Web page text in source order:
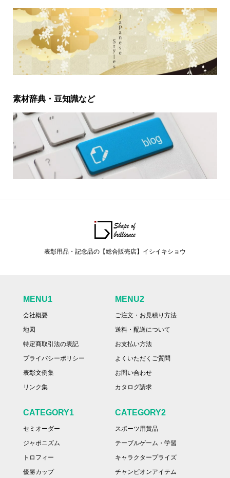
素材辞典・豆知識など
表彰用品・記念品の【総合販売店】イシイキショウ
MENU1
会社概要
地図
特定商取引法の表記
プライバシーポリシー
表彰文例集
リンク集
MENU2
ご注文・お見積り方法
送料・配送について
お支払い方法
よくいただくご質問
お問い合わせ
カタログ請求
CATEGORY1
セミオーダー
ジャポニズム
トロフィー
優勝カップ
CATEGORY2
スポーツ用賞品
テーブルゲーム・学習
キャラクタープライズ
チャンピオンアイテム